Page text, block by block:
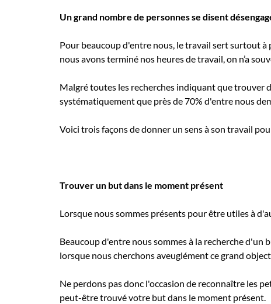
Un grand nombre de personnes se disent
Pour beaucoup d'entre nous, le travail sert surtout
nous avons terminé nos heures de travail, on n’a
Malgré toutes les recherches indiquant que trouver
systématiquement que près de 70% d'entre nous
Voici trois façons de donner un sens à son travail
Trouver un but dans le moment présent
Lorsque nous sommes présents pour être utiles à
Beaucoup d'entre nous sommes à la recherche
lorsque nous cherchons aveuglément ce grand
Ne perdons pas donc l'occasion de reconnaître les
peut-être trouvé votre but dans le moment présent.